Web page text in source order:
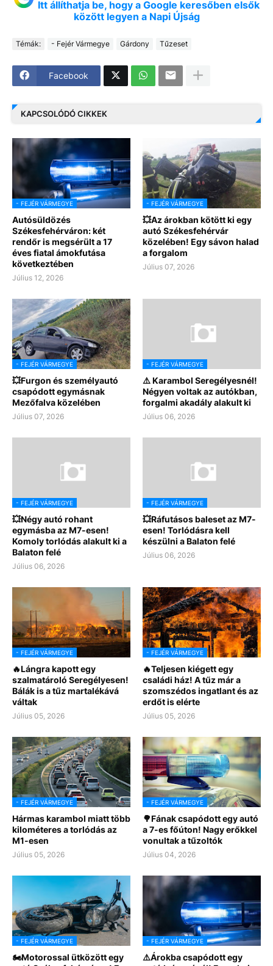
Itt állíthatja be, hogy a Google keresőben elsők
között legyen a Napi Újság
Témák: - Fejér Vármegye Gárdony Tűzeset
Facebook
KAPCSOLÓDÓ CIKKEK
- FEJÉR VÁRMEGYE
Autósüldözés
Székesfehérváron: két
rendőr is megsérült a 17
éves fiatal ámokfutása
következtében
Július 12, 2026
- FEJÉR VÁRMEGYE
💥Az árokban kötött ki egy
autó Székesfehérvár
közelében! Egy sávon halad
a forgalom
Július 07, 2026
- FEJÉR VÁRMEGYE
💥Furgon és személyautó
csapódott egymásnak
Mezőfalva közelében
Július 07, 2026
- FEJÉR VÁRMEGYE
⚠️ Karambol Seregélyesnél!
Négyen voltak az autókban,
forgalmi akadály alakult ki
Július 06, 2026
- FEJÉR VÁRMEGYE
💥Négy autó rohant
egymásba az M7-esen!
Komoly torlódás alakult ki a
Balaton felé
Július 06, 2026
- FEJÉR VÁRMEGYE
💥Ráfutásos baleset az M7-
esen! Torlódásra kell
készülni a Balaton felé
Július 06, 2026
- FEJÉR VÁRMEGYE
🔥Lángra kapott egy
szalmatároló Seregélyesen!
Bálák is a tűz martalékává
váltak
Július 05, 2026
- FEJÉR VÁRMEGYE
🔥Teljesen kiégett egy
családi ház! A tűz már a
szomszédos ingatlant és az
erdőt is elérte
Július 05, 2026
- FEJÉR VÁRMEGYE
Hármas karambol miatt több
kilométeres a torlódás az
M1-esen
Július 05, 2026
- FEJÉR VÁRMEGYE
🌳Fának csapódott egy autó
a 7-es főúton! Nagy erőkkel
vonultak a tűzoltók
Július 04, 2026
- FEJÉR VÁRMEGYE
🏍Motorossal ütközött egy
- FEJÉR VÁRMEGYE
⚠️Árokba csapódott egy